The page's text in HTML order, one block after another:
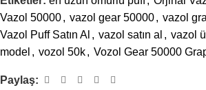
Vazol 50000, vazol gear 50000, vazol
Vazol Puff Satın Al , vazol satın al , vazol
model , vozol 50k, Vozol Gear 50000
Paylaş: